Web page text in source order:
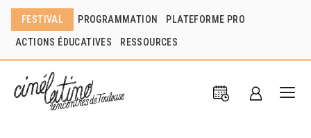
FESTIVAL PROGRAMMATION PLATEFORME PRO
ACTIONS ÉDUCATIVES RESSOURCES